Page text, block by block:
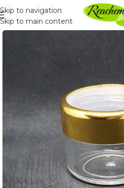
Skip to navigation
Skip to main content